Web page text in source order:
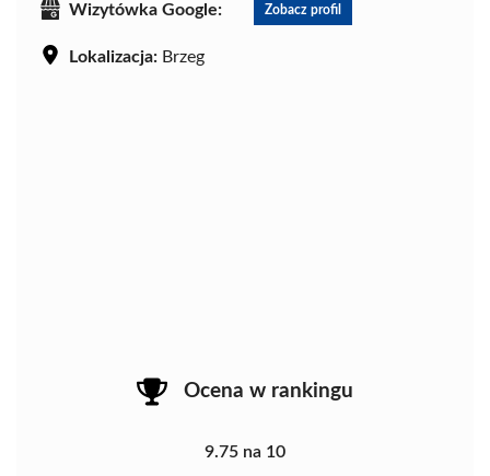
Wizytówka Google: Zobacz profil
Lokalizacja: Brzeg
Ocena w rankingu
9.75 na 10